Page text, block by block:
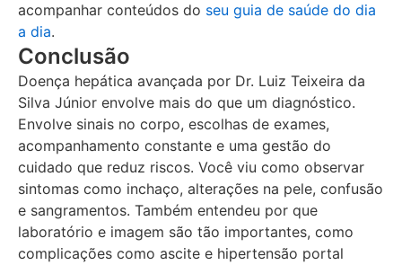
acompanhar conteúdos do seu guia de saúde do dia
a dia.
Conclusão
Doença hepática avançada por Dr. Luiz Teixeira da
Silva Júnior envolve mais do que um diagnóstico.
Envolve sinais no corpo, escolhas de exames,
acompanhamento constante e uma gestão do
cuidado que reduz riscos. Você viu como observar
sintomas como inchaço, alterações na pele, confusão
e sangramentos. Também entendeu por que
laboratório e imagem são tão importantes, como
complicações como ascite e hipertensão portal